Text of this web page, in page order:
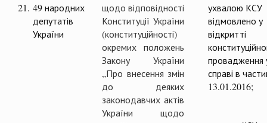
21. 49 народних
депутатів
України
щодо відповідності
Конституції України
(конституційності)
окремих положень
Закону України
„Про внесення змін
до деяких
законодавчих актів
України щодо
ухвалою КСУ
відмовлено у
відкритті
провадження
справі в
13.01.2016;